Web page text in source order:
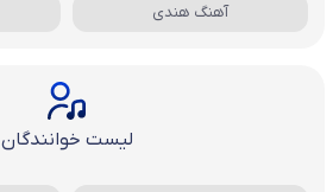
آهنگ هندی
لیست خوانندگان